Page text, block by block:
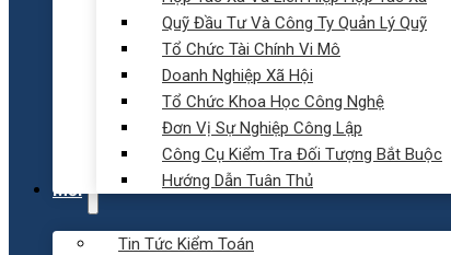
Quỹ Đầu Tư Và Công Ty Quản Lý Quỹ
Tổ Chức Tài Chính Vi Mô
Doanh Nghiệp Xã Hội
Tổ Chức Khoa Học Công Nghệ
Đơn Vị Sự Nghiệp Công Lập
Công Cụ Kiểm Tra Đối Tượng Bắt Buộc
Hướng Dẫn Tuân Thủ
Mới
Tin Tức Kiểm Toán